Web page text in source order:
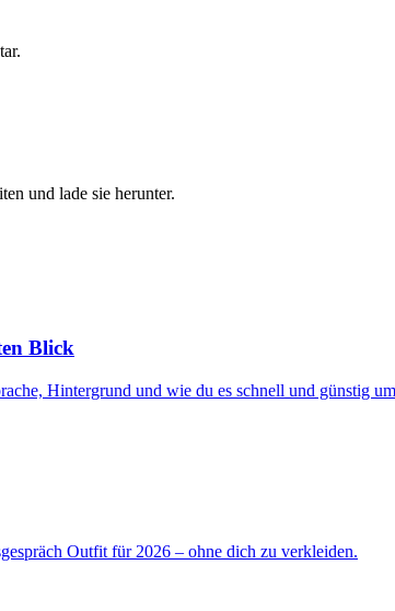
und lade sie herunter.
Blick
Hintergrund und wie du es schnell und günstig
Outfit für 2026 – ohne dich zu verkleiden.